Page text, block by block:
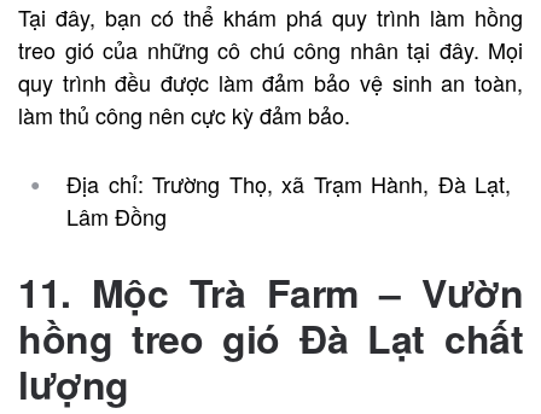
Tại đây, bạn có thể khám phá quy trình làm hồng
treo gió của những cô chú công nhân tại đây. Mọi
quy trình đều được làm đảm bảo vệ sinh an toàn,
làm thủ công nên cực kỳ đảm bảo.
Địa chỉ: Trường Thọ, xã Trạm Hành, Đà Lạt,
Lâm Đồng
11. Mộc Trà Farm – Vườn
hồng treo gió Đà Lạt chất
lượng